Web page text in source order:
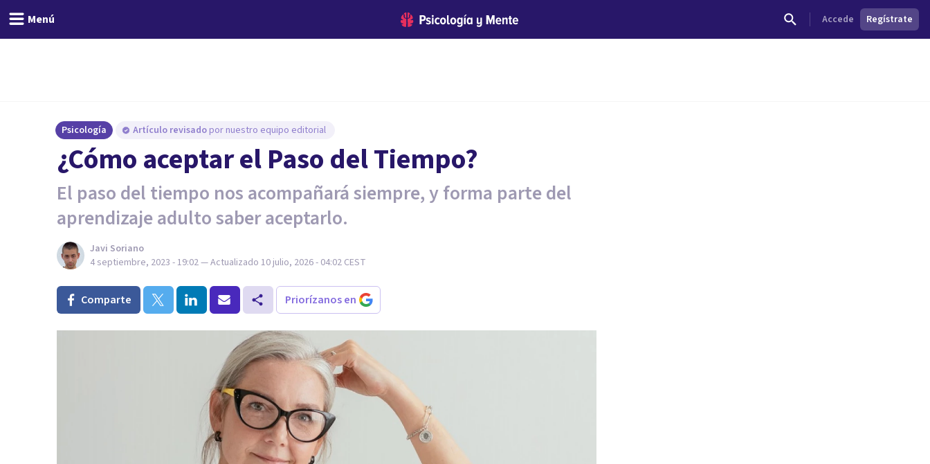
Menú Accede Regístrate
Psicología Artículo revisado por nuestro equipo editorial
¿Cómo aceptar el Paso del Tiempo?
El paso del tiempo nos acompañará siempre, y forma parte del
aprendizaje adulto saber aceptarlo.
Javi Soriano
4 septiembre, 2023 - 19:02— Actualizado 10 julio, 2026 - 04:02 CEST
Comparte Priorízanos en